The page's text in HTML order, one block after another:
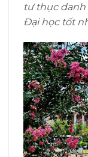
tư thục danh
Đại học tốt